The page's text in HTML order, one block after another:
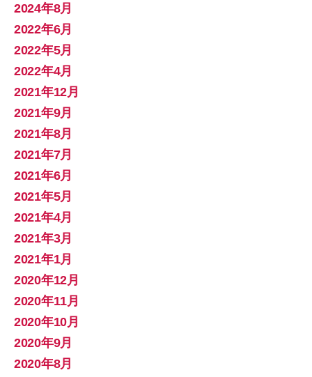
2024年8月
2022年6月
2022年5月
2022年4月
2021年12月
2021年9月
2021年8月
2021年7月
2021年6月
2021年5月
2021年4月
2021年3月
2021年1月
2020年12月
2020年11月
2020年10月
2020年9月
2020年8月